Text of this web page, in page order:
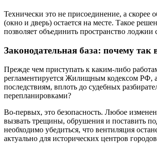
Технически это не присоединение, а скорее
(окно и дверь) остается на месте. Такое
позволяет объединить пространство
Законодательная база: почему так
Прежде чем приступать к каким-либо
регламентируется Жилищным кодексом РФ,
последствиям, вплоть до судебных
перепланировками?
Во-первых, это безопасность. Любое
вызвать трещины, обрушения и поставить
необходимо убедиться, что вентиляция
актуально для исторических центров